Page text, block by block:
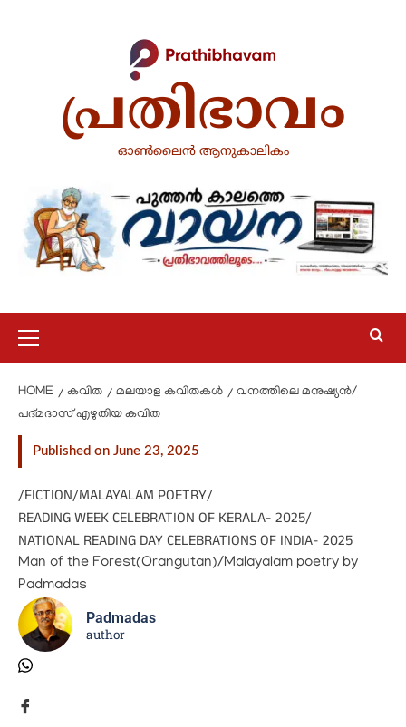
പ്രതിഭാവം
ഓൺലൈൻ ആനുകാലികം
HOME കവിത മലയാള കവിതകൾ
വനത്തിലെ മനുഷ്യൻ/
പദ്മദാസ് എഴുതിയ കവിത
Published on June 23, 2025
/FICTION/MALAYALAM POETRY/
READING WEEK CELEBRATION OF KERALA- 2025/
NATIONAL READING DAY CELEBRATIONS OF INDIA- 2025
Man of the Forest(Orangutan)/Malayalam poetry by
Padmadas
Padmadas
author